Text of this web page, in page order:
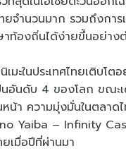
จำนวนมาก รวมถึงกา
าท้องถิ่นได้ง่ายขึ้นอย่าง
มะในประเทศไทยเติบโ
นอันดับ 4 ของโลก ขณ
น้า ความมุ่งมั่นในตลาด
Yaiba – Infinity
เมื่อปีที่ผ่านมา